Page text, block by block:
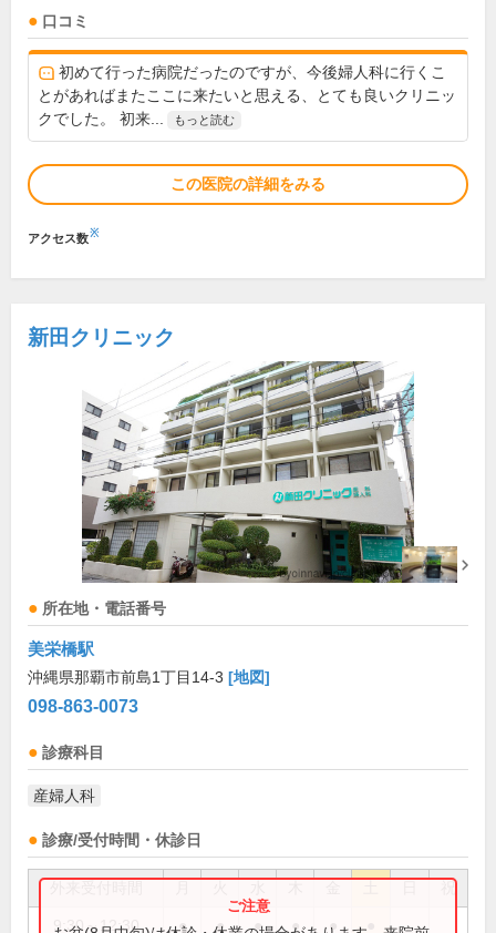
口コミ
初めて行った病院だったのですが、今後婦人科に行くこ
とがあればまたここに来たいと思える、とても良いクリニッ
クでした。 初来...
もっと読む
この医院の詳細をみる
アクセス数※
新田クリニック
所在地・電話番号
美栄橋駅
沖縄県那覇市前島1丁目14-3 [地図]
098-863-0073
診療科目
産婦人科
診療/受付時間・休診日
祝
9:30～12:30 ● ● ● ● ●